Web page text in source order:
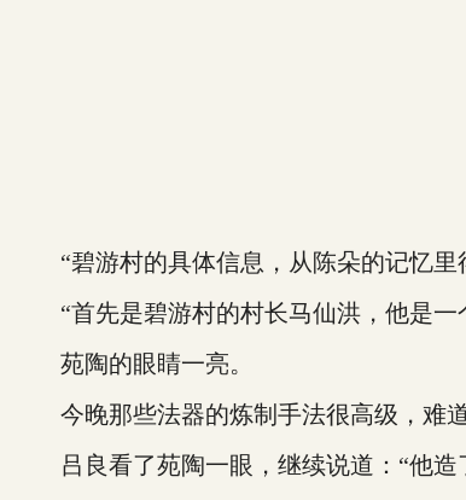
“碧游村的具体信息，从陈朵的记忆里
“首先是碧游村的村长马仙洪，他是一
苑陶的眼睛一亮。
今晚那些法器的炼制手法很高级，难道
吕良看了苑陶一眼，继续说道：“他造